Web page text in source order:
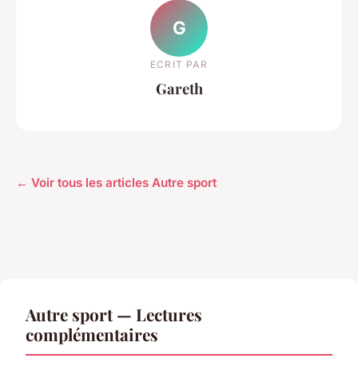
G
ECRIT PAR
Gareth
← Voir tous les articles Autre sport
Autre sport — Lectures
complémentaires